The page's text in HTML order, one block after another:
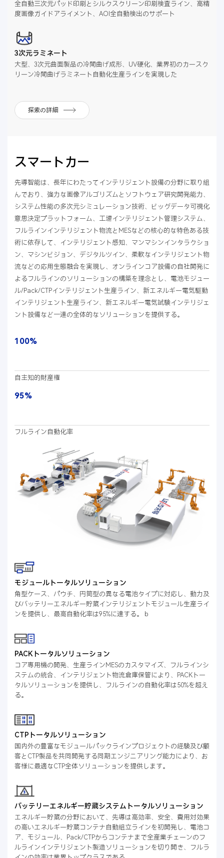
全自動三次元パッド印刷とシルクスクリーン印刷検査ライン、高精
度画像ガイドアライメント、AOI全自動検出のサポート
3次元ラミネート
大型、3次元曲面製品の冷間曲げ成形、UV硬化、業界初のカースク
リーン冷間曲げラミネート自動化生産ラインを実現した
探索の詳細
スマートカー
先導智能は、長年にわたってインテリジェント設備の分野に取り組
んでおり、強力な画像アルゴリズムとソフトウェア研究開発能力、
システム性能の多次元シミュレーション技術、ビッグデータ可視化
意思決定プラットフォーム、工場インテリジェント管理システム、
フルラインインテリジェント物流とMESなどの核心的な特色ある技
術に依存して、インテリジェント感知、マンマシンインタラクショ
ン、マシンビジョン、デジタルツイン、柔軟なインテリジェント物
流などの応用生態融合を実現し、オンラインコア設備の自社開発に
よるフルラインのソリューションの構築を理念とし、電池モジュー
ル/Pack/CTPインテリジェント生産ライン、新エネルギー電気駆動
インテリジェント生産ライン、新エネルギー電気試験インテリジェ
ント設備など一連の全体的なソリューションを提供する。
100%
自主知的財産権
95%
フルライン自動化率
モジュールトータルソリューション
角型ケース、パウチ、円筒型の異なる電池タイプに対応し、動力及
びバッテリーエネルギー貯蔵インテリジェントモジュール生産ライ
ンを提供し、最高自動化率は95%に達する。ｂ
PACKトータルソリューション
コア専用機の開発、生産ラインMESのカスタマイズ、フルラインシ
ステムの統合、インテリジェント物流倉庫保管により、PACKトー
タルソリューションを提供し、フルラインの自動化率は50%を超え
る。
CTPトータルソリューション
国内外の豊富なモジュールパックラインプロジェクトの経験及び顧
客とCTP製品を共同開発する同期エンジニアリング能力により、お
客様に最適なCTP全体ソリューションを提供します。
バッテリーエネルギー貯蔵システムトータルソリューション
エネルギー貯蔵の分野において、先導は高効率、安全、費用対効果
の高いエネルギー貯蔵コンテナ自動組立ラインを初開発し、電池コ
ア、モジュール、Pack/CTPからコンテナまで全産業チェーンのフ
ルラインインテリジェント製造ソリューションを切り開き、フルラ